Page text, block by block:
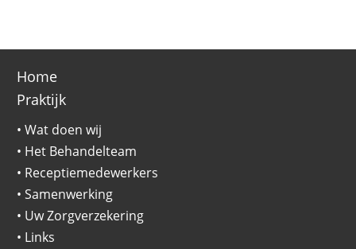
Home
Praktijk
• Wat doen wij
• Het Behandelteam
• Receptiemedewerkers
• Samenwerking
• Uw Zorgverzekering
• Links